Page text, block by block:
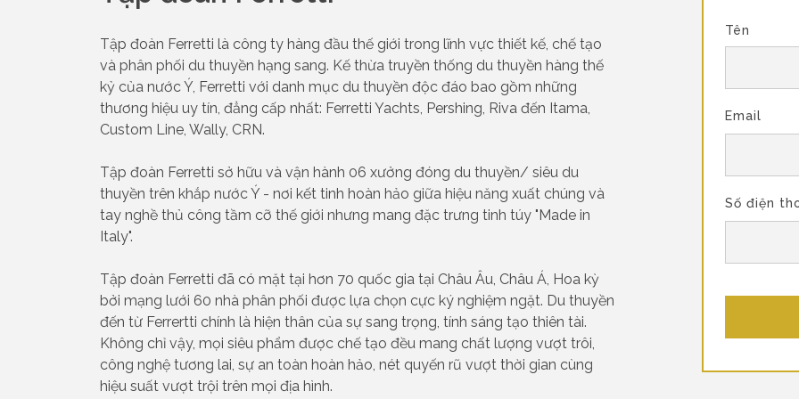
Tập đoàn Ferretti là công ty hàng đầu thế giới trong lĩnh vực thiết kế, chế tạo
và phân phối du thuyền hạng sang. Kế thừa truyền thống du thuyền hàng thế
kỷ của nước Ý, Ferretti với danh mục du thuyền độc đáo bao gồm những
thương hiệu uy tín, đẳng cấp nhất: Ferretti Yachts, Pershing, Riva đến Itama,
Custom Line, Wally, CRN.
Tập đoàn Ferretti sở hữu và vận hành 06 xưởng đóng du thuyền/ siêu du
thuyền trên khắp nước Ý - nơi kết tinh hoàn hảo giữa hiệu năng xuất chúng và
tay nghề thủ công tầm cỡ thế giới nhưng mang đặc trưng tinh túy "Made in
Italy".
Tập đoàn Ferretti đã có mặt tại hơn 70 quốc gia tại Châu Âu, Châu Á, Hoa kỳ
bởi mạng lưới 60 nhà phân phối được lựa chọn cực ký nghiệm ngặt. Du thuyền
đến từ Ferrertti chính là hiện thân của sự sang trọng, tính sáng tạo thiên tài.
Không chỉ vậy, mọi siêu phẩm được chế tạo đều mang chất lượng vượt trôi,
công nghệ tương lai, sự an toàn hoàn hảo, nét quyến rũ vượt thời gian cùng
hiệu suất vượt trội trên mọi địa hình.
Tên
Email
Số điện